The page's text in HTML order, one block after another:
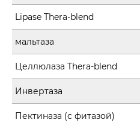
Lipase Thera-blend
мальтаза
Целлюлаза Thera-blend
Инвертаза
Пектиназа (с фитазой)